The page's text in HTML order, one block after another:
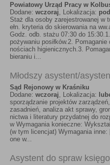
Powiatowy Urząd Pracy w
Dodane: wczoraj , Lokalizacja:
Staż dla osoby zarejestrowanej w
ełn. kryteria do skierowania na
Godz. odb. stażu 07:30 do
pożywaniu posiłków.2.
nościach higienicznych.3.
bieraniu i...
Młodszy asystent/
Sąd Rejonowy w Kraśniku
Dodane: wczoraj , Lokalizacja:
sporządzanie projektów
zasadnień, analiza akt sprawy,
nictwa i literatury przydatnej do
w Wymagania konieczne:
(w tym licencjat) Wymagania inne:
one w...
Asystent do spraw